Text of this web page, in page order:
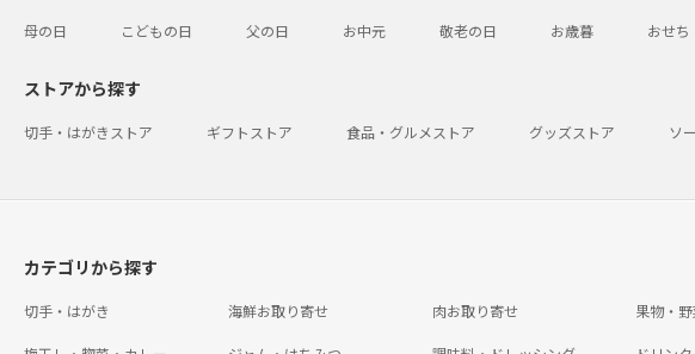
母の日 こどもの日 父の日 お中元 敬老の日 お歳暮 おせち
ストアから探す
切手・はがきストア ギフトストア 食品・グルメストア グッズストア ソ
カテゴリから探す
切手・はがき 海鮮お取り寄せ 肉お取り寄せ 果物・